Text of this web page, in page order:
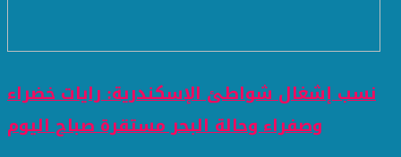
نسب إشغال شواطئ الإسكندرية: رايات خضراء
وصفراء وحالة البحر مستقرة صباح اليوم